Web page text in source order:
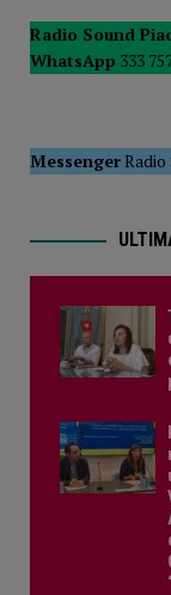
[
Radio Sound
WhatsApp 333
MessengerRadio